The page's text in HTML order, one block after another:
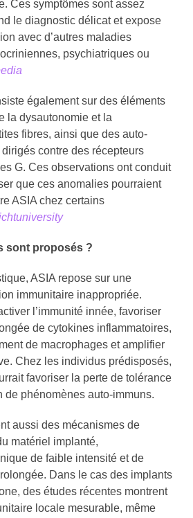
Ces symptômes sont assez
le diagnostic délicat et expose
avec d’autres maladies
psychiatriques ou
également sur des éléments
la dysautonomie et la
fibres, ainsi que des auto-
contre des récepteurs
G. Ces observations ont conduit
que ces anomalies pourraient
ASIA chez certains
sont proposés ?
ASIA repose sur une
immunitaire inappropriée.
l’immunité innée, favoriser
de cytokines inflammatoires,
de macrophages et amplifier
Chez les individus prédisposés,
favoriser la perte de tolérance
de phénomènes auto-immuns.
aussi des mécanismes de
matériel implanté,
de faible intensité et de
Dans le cas des implants
des études récentes montrent
locale mesurable, même